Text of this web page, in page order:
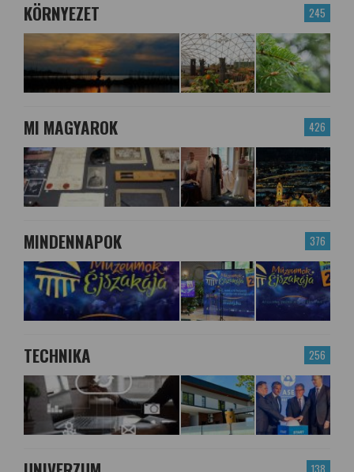
245
KÖRNYEZET
426
MI MAGYAROK
376
MINDENNAPOK
256
TECHNIKA